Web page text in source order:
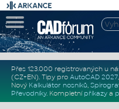
Přes 123.000 registrovaných u
(CZ+EN). Tipy pro AutoCAD 2027
Nový Kalkulátor nosníků,
Převodníky. Kompletní příkazya